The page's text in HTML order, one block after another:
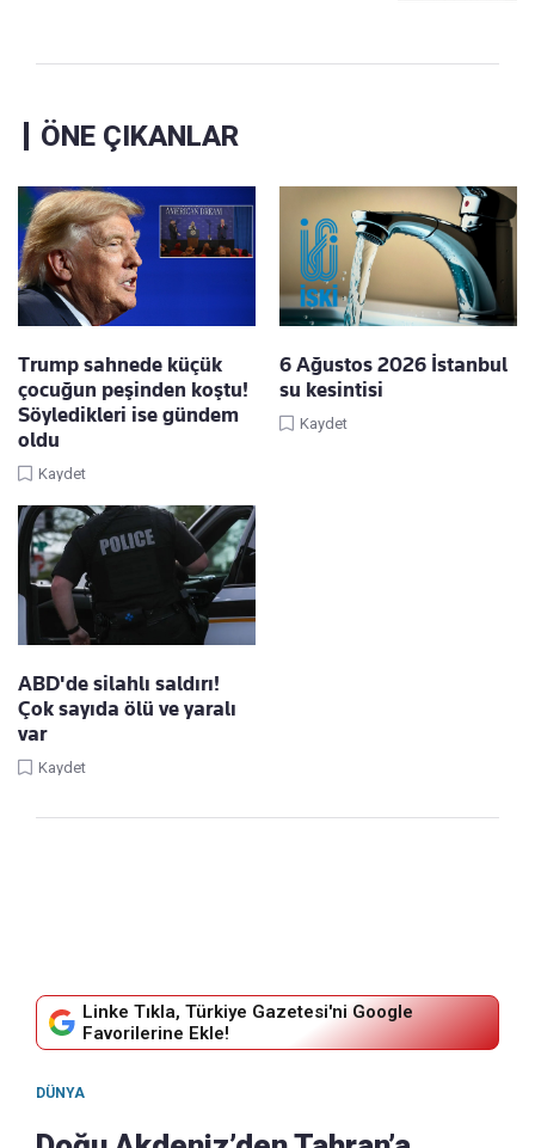
ÖNE ÇIKANLAR
Trump sahnede küçük
çocuğun peşinden koştu!
Söyledikleri ise gündem
oldu
Kaydet
6 Ağustos 2026 İstanbul
su kesintisi
Kaydet
ABD'de silahlı saldırı!
Çok sayıda ölü ve yaralı
var
Kaydet
Linke Tıkla, Türkiye Gazetesi'ni Google
Favorilerine Ekle!
DÜNYA